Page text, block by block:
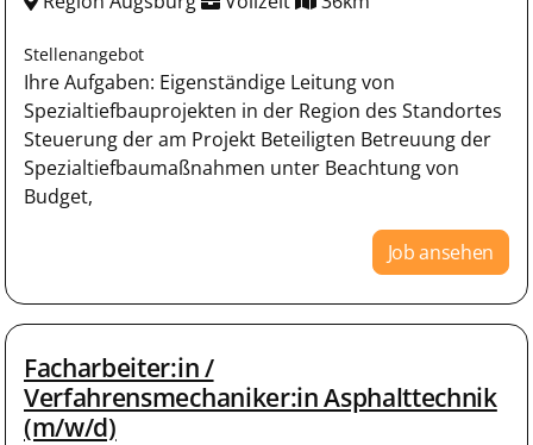
Stellenangebot
Ihre Aufgaben: Eigenständige Leitung von
Spezialtiefbauprojekten in der Region des Standortes
Steuerung der am Projekt Beteiligten Betreuung der
Spezialtiefbaumaßnahmen unter Beachtung von
Budget,
Job ansehen
Facharbeiter:in /
Verfahrensmechaniker:in Asphalttechnik
(m/w/d)